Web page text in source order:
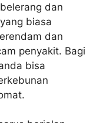
dan
biasa
dan
penyakit. Bagi
bisa